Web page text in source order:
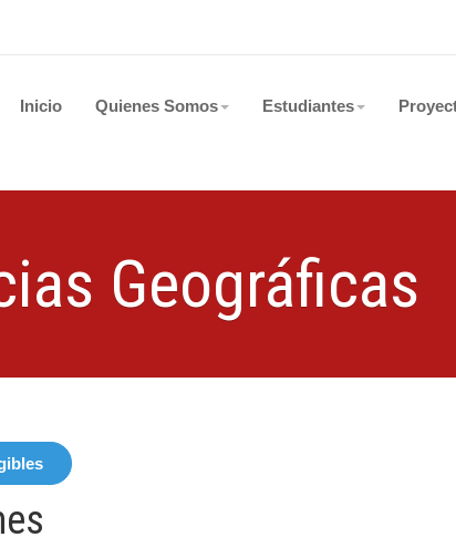
Inicio Quienes Somos Estudiantes
Geográficas